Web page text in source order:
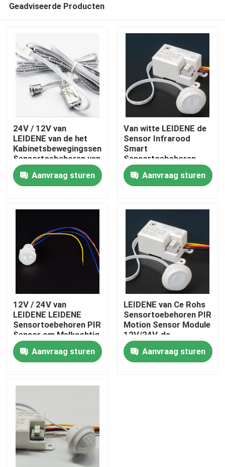
Thuis
Videos
Fabrieksreis
Kwaliteitscontrole
Vraag een offerte aan
Van de LEIDENE het Licht Neonstrook
Geadviseerde Producten
24V / 12V van
LEIDENE van de het
Kabinetsbewegingssensor
Sensortoebehoren van
het de Handbereik van
het de Sensor
Infrarode Lichaam de
poorten
Aanvraag sturen
Van witte LEIDENE de
Sensor Infrarood
Smart
Sensortoebehoren
voor LEIDEN Buislicht
onder Kabinet
Aanvraag sturen
12V / 24V van
LEIDENE LEIDENE
Sensortoebehoren PIR
Sensor om Melkachtig
voor de Keuken van
het Huiskabinet
Aanvraag sturen
LEIDENE van Ce Rohs
Sensortoebehoren PIR
Motion Sensor Module
12V/24V-de
Bewegingssensor van
PCB voor LEIDEN
Kabinetslicht
Aanvraag sturen